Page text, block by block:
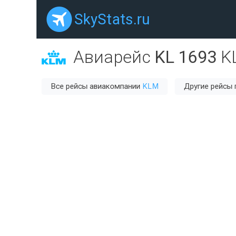
SkyStats.ru
Авиарейс KL 1693
Все рейсы авиакомпании KLM Другие рейсы